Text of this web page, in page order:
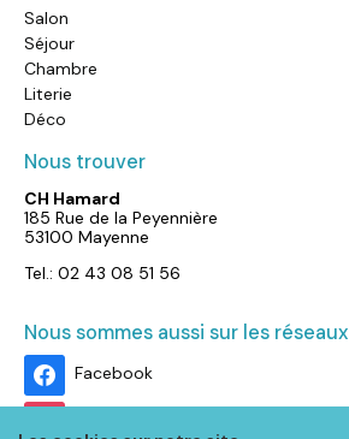
Salon
Séjour
Chambre
Literie
Déco
Nous trouver
CH Hamard
185 Rue de la Peyennière
53100 Mayenne
Tel.: 02 43 08 51 56
Nous sommes aussi sur les réseaux
Facebook